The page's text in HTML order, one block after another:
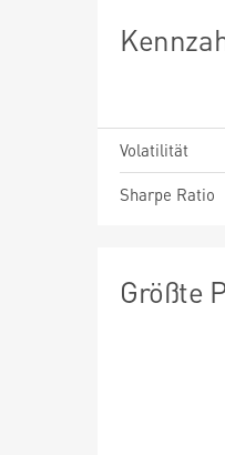
Volatilität
Sharpe Ratio
Größte